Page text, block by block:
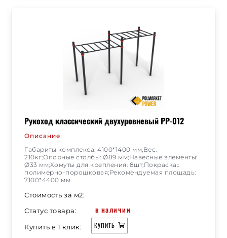
Рукоход классический двухуровневый РР-012
Описание
Габариты комплекса: 4100*1400 мм;Вес:
210кг;Опорные столбы: Ø89 мм;Навесные элементы:
Ø33 мм;Хомуты для крепления: 8шт;Покраска::
полимерно-порошковая;Рекомендуемая площадь:
7100*4400 мм.
Стоимость за м2:
Статус товара:
в наличии
Купить в 1 клик: КУПИТЬ